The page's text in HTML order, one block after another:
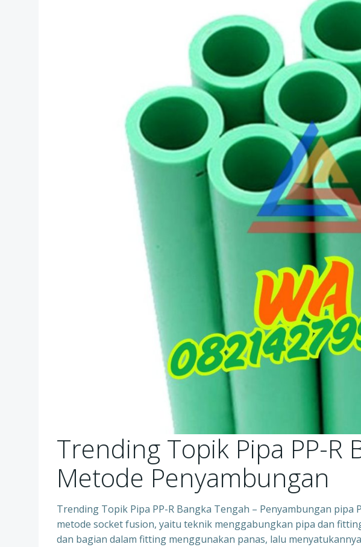
Trending Topik Pipa PP-R
Metode Penyambungan
Trending Topik Pipa PP-R Bangka Tengah – Penyambungan pipa
metode socket fusion, yaitu teknik menggabungkan pipa dan
dan bagian dalam fitting menggunakan panas, lalu